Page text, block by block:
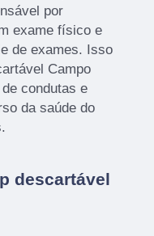
por
exame físico e
de exames. Isso
Campo
condutas e
da saúde do
descartável